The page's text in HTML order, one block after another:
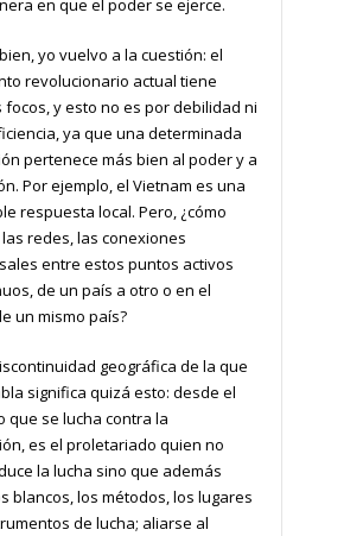
en que el poder se ejerce.
yo vuelvo a la cuestión: el
revolucionario actual tiene
focos, y esto no es por debilidad ni
ya que una determinada
pertenece más bien al poder y a
Por ejemplo, el Vietnam es una
respuesta local. Pero, ¿cómo
redes, las conexiones
entre estos puntos activos
de un país a otro o en el
un mismo país?
geográfica de la que
significa quizá esto: desde el
que se lucha contra la
es el proletariado quien no
la lucha sino que además
blancos, los métodos, los lugares
de lucha; aliarse al